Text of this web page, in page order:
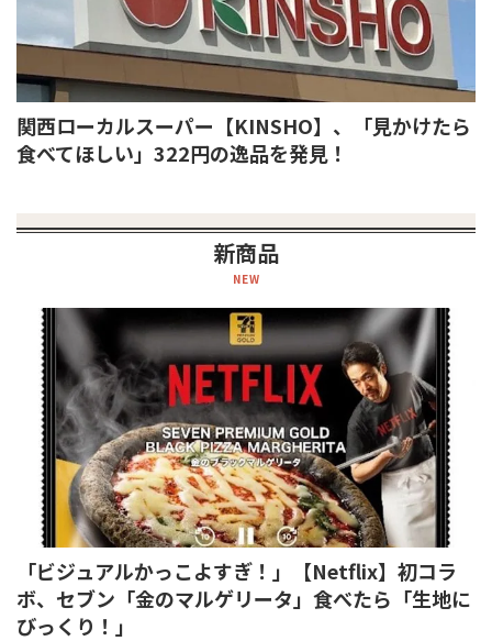
関西ローカルスーパー【KINSHO】、「見かけたら
食べてほしい」322円の逸品を発見！
新商品
NEW
「ビジュアルかっこよすぎ！」【Netflix】初コラ
ボ、セブン「金のマルゲリータ」食べたら「生地に
びっくり！」